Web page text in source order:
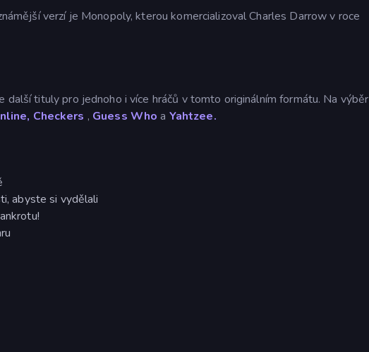
verzí je Monopoly, kterou komercializoval Charles Darrow v roce
další tituly pro jednoho i více hráčů v tomto originálním formátu. Na výběr
Checkers , Guess Who a Yahtzee.
abyste si vydělali